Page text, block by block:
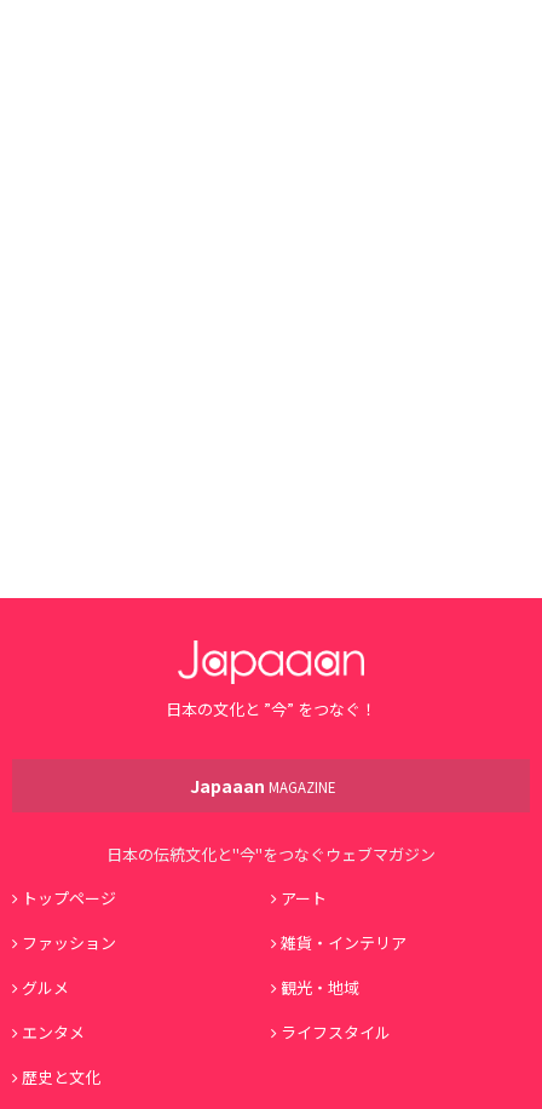
日本の文化と ”今” をつなぐ！
Japaaan MAGAZINE
日本の伝統文化と"今"をつなぐウェブマガジン
トップページ
アート
ファッション
雑貨・インテリア
グルメ
観光・地域
エンタメ
ライフスタイル
歴史と文化